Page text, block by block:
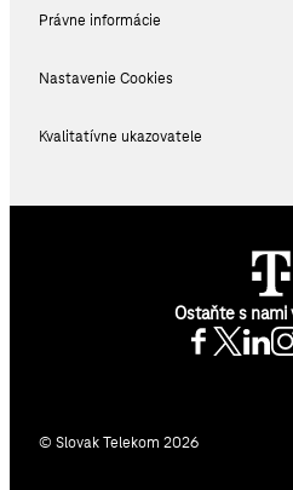
Právne informácie
Nastavenie Cookies
Kvalitatívne ukazovatele
Ostaňte s nami
© Slovak Telekom 2026